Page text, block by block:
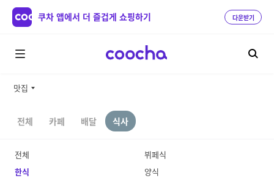
쿠차 앱에서 더 즐겁게 쇼핑하기 다운받기
맛집
전체 카페 배달 식사
전체
뷔페식
한식
양식